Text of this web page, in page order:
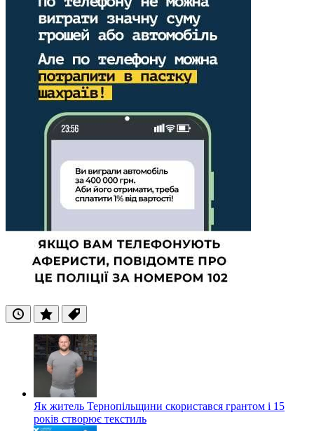
ОстанніПопулярні
Теги
Як житель Тернопільщини скористався грантом і 15
років створює текстиль